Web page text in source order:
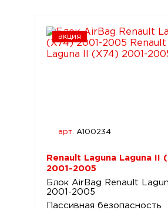
акция
арт. A100234
Renault Laguna Laguna II
2001-2005
Блок AirBag Renault
2001-2005
Пассивная безопасность